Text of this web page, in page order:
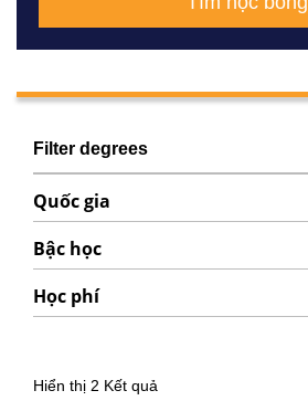
Filter degrees
Quốc gia
Bậc học
Học phí
Hiển thị 2 Kết quả